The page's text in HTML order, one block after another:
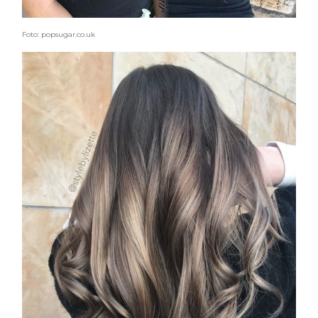
Foto: popsugar.co.uk